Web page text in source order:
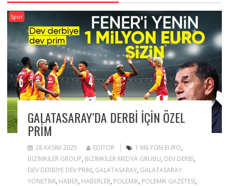
Spor
GALATASARAY’DA DERBI IÇIN ÖZEL
PRIM
28 KASIM 2025 EDITOR 1 MILYON EURO,
BIZIMKILER GROUP, BIZIMKILER MEDYA GRUBU, DEV DERBI,
DEV DERBIYE DEV PRIM, GALATASARAY, GALATASARAY
YÖNETIMI, HABER, HABERLER, POLEMIK, POLEMIK GAZETESI,